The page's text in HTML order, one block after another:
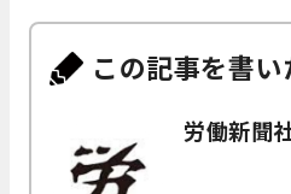
この記事を書い
労働新聞